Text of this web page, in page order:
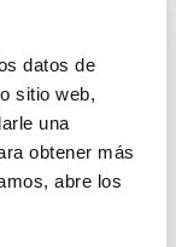
datos de
sitio web,
una
obtener más
abre los